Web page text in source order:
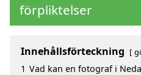
förpliktelser
Innehållsförteckning
1 Vad kan en fotograf i